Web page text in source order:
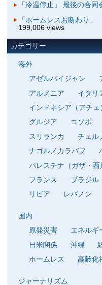
「冷温停止」 最後の合
「ホームレスお断わり
199,006 views
カテゴリー
海外
アゼルバイジャン
アルメニア
イタリ
インドネシア（アチェ
グルジア
コソボ
スリランカ
チェル
ナゴルノカラバフ
パレスチナ（ガザ・西
フランス
ブラジル
リビア
レバノン
国内
原発災害
エネルギ
日米関係
沖縄
ホームレス
高齢化
ジャーナリズム